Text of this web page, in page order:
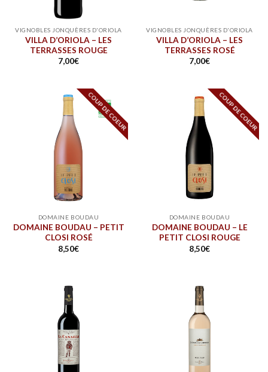
VIGNOBLES JONQUÈRES D'ORIOLA
VILLA D’ORIOLA – LES
TERRASSES ROUGE
7,00€
VIGNOBLES JONQUÈRES D'ORIOLA
VILLA D’ORIOLA – LES
TERRASSES ROSÉ
7,00€
COUP DE COEUR
DOMAINE BOUDAU
DOMAINE BOUDAU – PETIT
CLOSI ROSÉ
8,50€
COUP DE COEUR
DOMAINE BOUDAU
DOMAINE BOUDAU – LE
PETIT CLOSI ROUGE
8,50€